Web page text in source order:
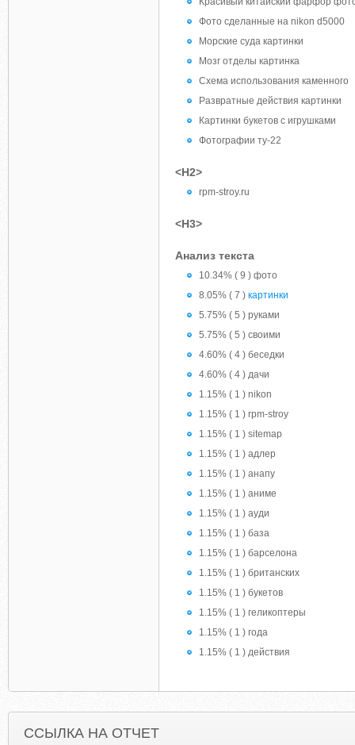
Фото сделанные на nikon d5000
Морские суда картинки
Мозг отделы картинка
Схема использования каменного
Развратные действия картинки
Картинки букетов с игрушками
Фотографии ту-22
<H2>
rpm-stroy.ru
<H3>
Анализ текста
10.34% ( 9 ) фото
8.05% ( 7 ) картинки
5.75% ( 5 ) руками
5.75% ( 5 ) своими
4.60% ( 4 ) беседки
4.60% ( 4 ) дачи
1.15% ( 1 ) nikon
1.15% ( 1 ) rpm-stroy
1.15% ( 1 ) sitemap
1.15% ( 1 ) адлер
1.15% ( 1 ) анапу
1.15% ( 1 ) аниме
1.15% ( 1 ) ауди
1.15% ( 1 ) база
1.15% ( 1 ) барселона
1.15% ( 1 ) британских
1.15% ( 1 ) букетов
1.15% ( 1 ) геликоптеры
1.15% ( 1 ) года
1.15% ( 1 ) действия
ССЫЛКА НА ОТЧЕТ